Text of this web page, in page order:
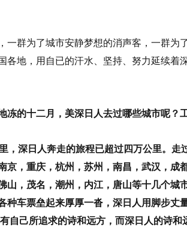
一群为了城市安静梦想的消声客，一群
各地，用自已的汗水、坚持、努力延续着
冻的十二月，美深日人去过哪些城市呢？
，深日人奔走的旅程已超过四万公里。走
京，重庆，杭州，苏州，南昌，武汉，成
山，茂名，潮州，内江，唐山等十几个城
种车票垒起来厚厚一沓，深日人用脚步丈
自己所追求的诗和远方，而深日人的诗和